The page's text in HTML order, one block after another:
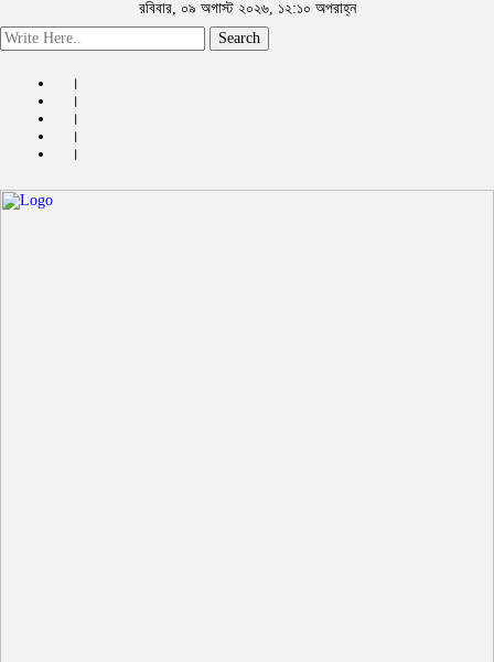
রবিবার, ০৯ অগাস্ট ২০২৬, ১২:১০ অপরাহ্ন
Search